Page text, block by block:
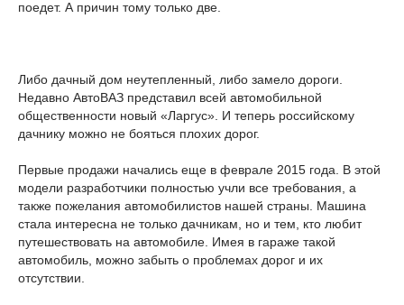
поедет. А причин тому только две.
Либо дачный дом неутепленный, либо замело дороги.
Недавно АвтоВАЗ представил всей автомобильной
общественности новый «Ларгус». И теперь российскому
дачнику можно не бояться плохих дорог.
Первые продажи начались еще в феврале 2015 года. В этой
модели разработчики полностью учли все требования, а
также пожелания автомобилистов нашей страны. Машина
стала интересна не только дачникам, но и тем, кто любит
путешествовать на автомобиле. Имея в гараже такой
автомобиль, можно забыть о проблемах дорог и их
отсутствии.